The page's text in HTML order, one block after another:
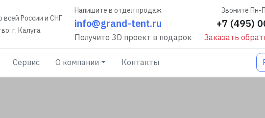
всей России и СНГ
г. Калуга
Напишите в отдел продаж
info@grand-tent.ru
Получите 3D проект в подарок
Звоните Пн-
+7 (495)
Заказать
Сервис О компании Контакты